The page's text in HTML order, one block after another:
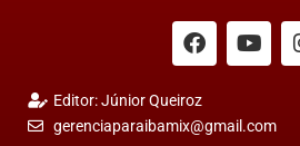
Editor: Júnior Queiroz
gerenciaparaibamix@gmail.com